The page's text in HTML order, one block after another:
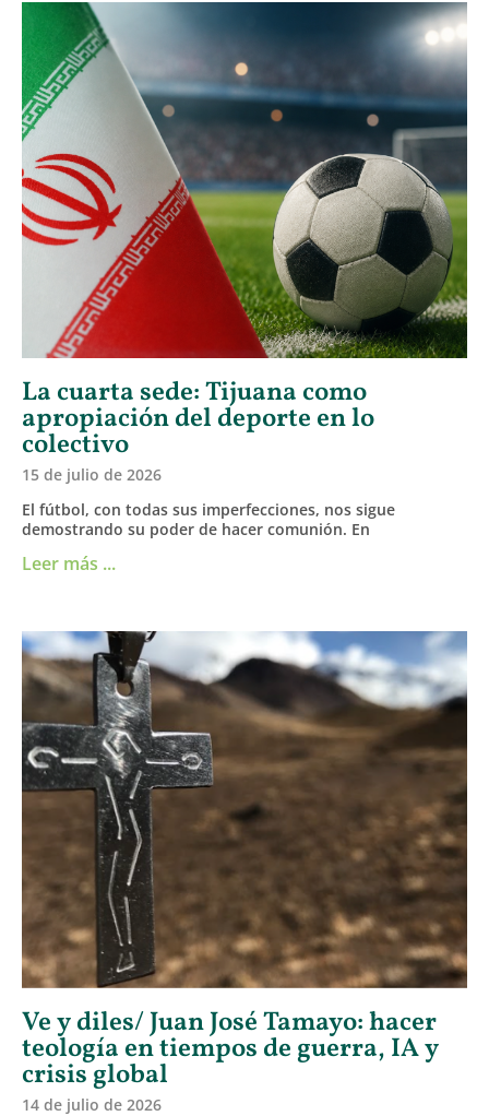
La cuarta sede: Tijuana como
apropiación del deporte en lo
colectivo
15 de julio de 2026
El fútbol, con todas sus imperfecciones, nos sigue
demostrando su poder de hacer comunión. En
Leer más ...
Ve y diles/ Juan José Tamayo: hacer
teología en tiempos de guerra, IA y
crisis global
14 de julio de 2026